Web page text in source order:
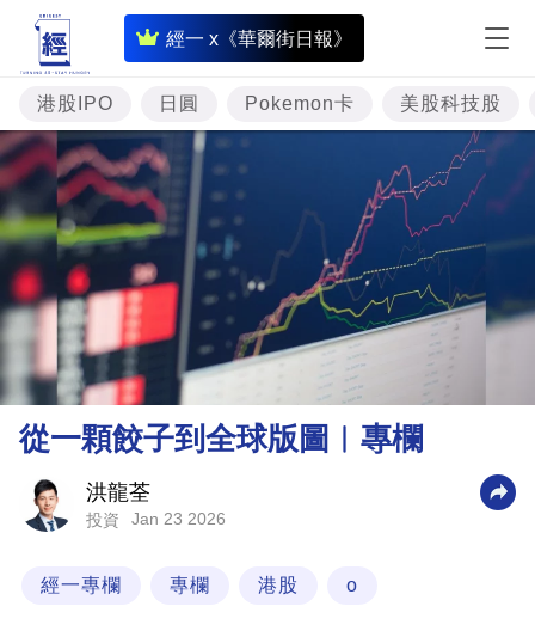
經一 x《華爾街日報》
即
時
財
經
專
題
資
樓
理
財
商
業
港股IPO 日圓 Pokemon卡 美股科技股
從一顆餃子到全球版圖︳專欄
洪龍荃
投資 Jan 23 2026
經一專欄 專欄 港股 o